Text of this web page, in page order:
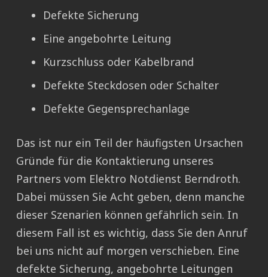
Defekte Sicherung
Eine angebohrte Leitung
Kurzschluss oder Kabelbrand
Defekte Steckdosen oder Schalter
Defekte Gegensprechanlage
Das ist nur ein Teil der häufigsten Ursachen
Gründe für die Kontaktierung unseres
Partners vom Elektro Notdienst Berndroth.
Dabei müssen Sie Acht geben, denn manche
dieser Szenarien können gefährlich sein. In
diesem Fall ist es wichtig, dass Sie den Anruf
bei uns nicht auf morgen verschieben. Eine
defekte Sicherung, angebohrte Leitungen